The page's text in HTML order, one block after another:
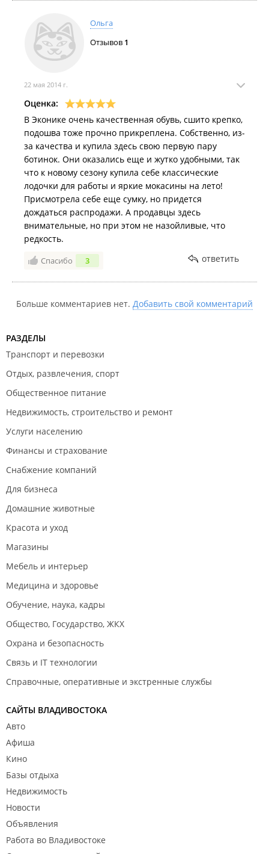
Ольга
Отзывов 1
22 мая 2014 г.
Оценка:
В Эконике очень качественная обувь, сшито крепко,
подошва тоже прочно прикреплена. Собственно, из-
за качества и купила здесь свою первую пару
ботинок. Они оказались еще и жутко удобными, так
что к новому сезону купила себе классические
лодочки для работы и яркие мокасины на лето!
Присмотрела себе еще сумку, но придется
дождаться распродажи. А продавцы здесь
внимательные, но при этом не назойливые, что
редкость.
Спасибо 3 ответить
Больше комментариев нет. Добавить свой комментарий
РАЗДЕЛЫ
Транспорт и перевозки
Отдых, развлечения, спорт
Общественное питание
Недвижимость, строительство и ремонт
Услуги населению
Финансы и страхование
Снабжение компаний
Для бизнеса
Домашние животные
Красота и уход
Магазины
Мебель и интерьер
Медицина и здоровье
Обучение, наука, кадры
Общество, Государство, ЖКХ
Охрана и безопасность
Связь и IT технологии
Справочные, оперативные и экстренные службы
САЙТЫ ВЛАДИВОСТОКА
Авто
Афиша
Кино
Базы отдыха
Недвижимость
Новости
Объявления
Работа во Владивостоке